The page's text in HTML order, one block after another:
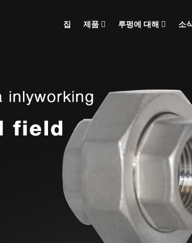
집 제품 루펑에 대해 소